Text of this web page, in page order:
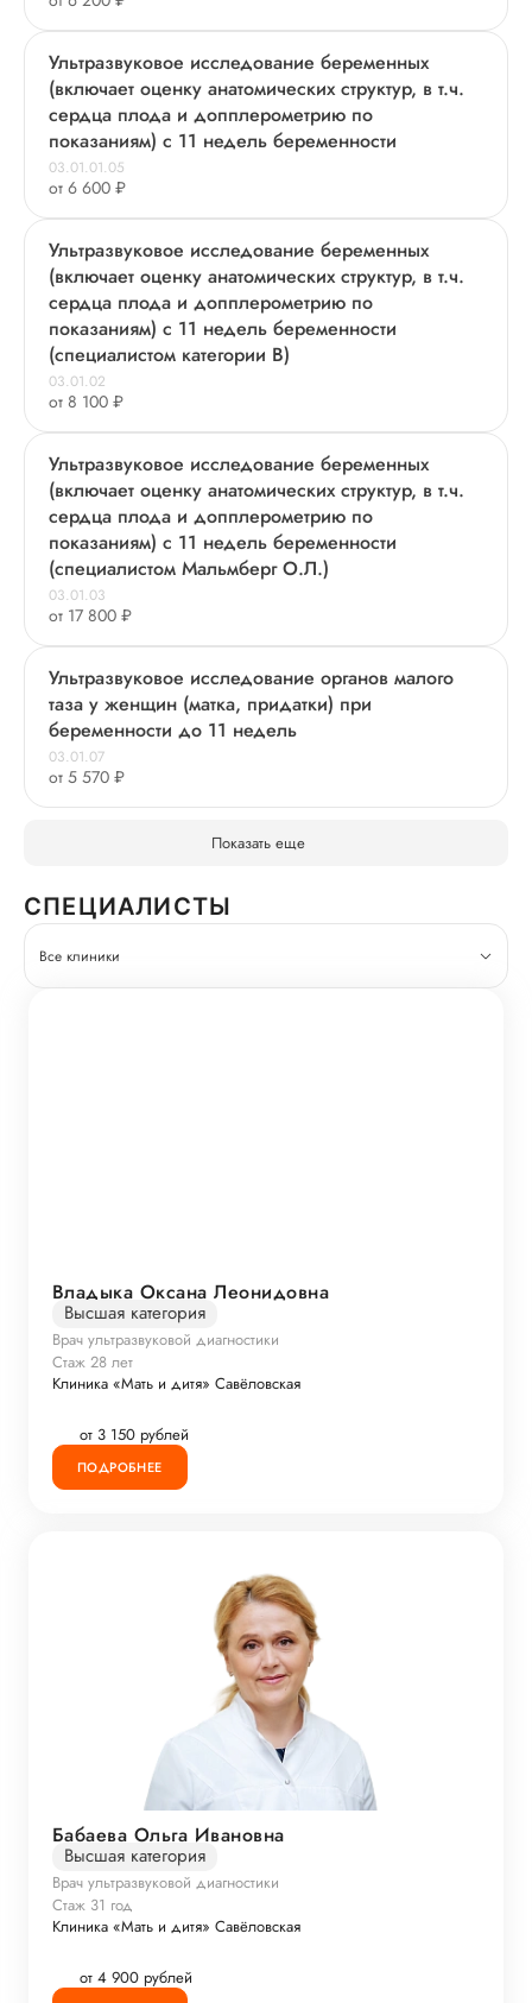
Ультразвуковое исследование беременных
(включает оценку анатомических структур, в т.ч.
сердца плода и допплерометрию по
показаниям) с 11 недель беременности
03.01.01.05
от 6 600 ₽
Ультразвуковое исследование беременных
(включает оценку анатомических структур, в т.ч.
сердца плода и допплерометрию по
показаниям) с 11 недель беременности
(специалистом категории В)
03.01.02
от 8 100 ₽
Ультразвуковое исследование беременных
(включает оценку анатомических структур, в т.ч.
сердца плода и допплерометрию по
показаниям) с 11 недель беременности
(специалистом Мальмберг О.Л.)
03.01.03
от 17 800 ₽
Ультразвуковое исследование органов малого
таза у женщин (матка, придатки) при
беременности до 11 недель
03.01.07
от 5 570 ₽
Показать еще
СПЕЦИАЛИСТЫ
Все клиники
Владыка Оксана Леонидовна
Высшая категория
Врач ультразвуковой диагностики
Стаж 28 лет
Клиника «Мать и дитя» Савёловская
от 3 150 рублей
ПОДРОБНЕЕ
Бабаева Ольга Ивановна
Высшая категория
Врач ультразвуковой диагностики
Стаж 31 год
Клиника «Мать и дитя» Савёловская
от 4 900 рублей